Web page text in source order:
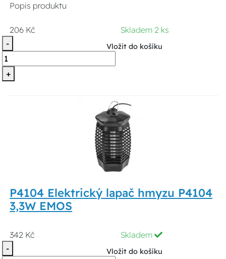
Popis produktu
206 Kč
Skladem 2 ks
-
+
Vložit do košíku
P4104 Elektrický lapač hmyzu P4104
3,3W EMOS
342 Kč
Skladem
-
Vložit do košíku